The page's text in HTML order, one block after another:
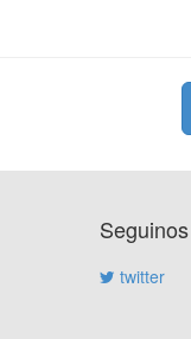
Seguinos
twitter